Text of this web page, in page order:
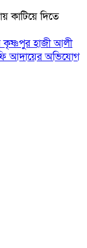
কাটিয়ে দিতে
কৃষ্ণপুর হাজী আলী
আদায়ের অভিযোগ